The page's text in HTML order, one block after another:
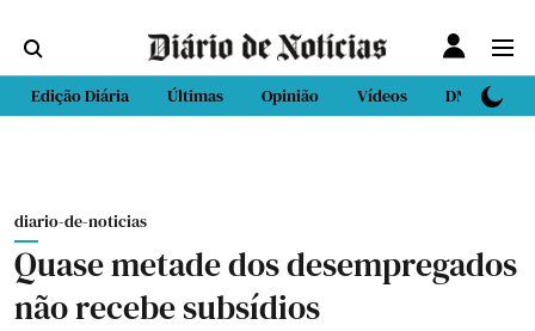
Edição Diária Últimas Opinião Vídeos DN Sport
diario-de-noticias
Quase metade dos desempregados
não recebe subsídios